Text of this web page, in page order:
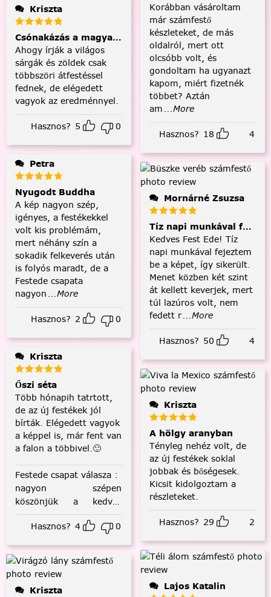
Kriszta
Csónakázás a magyar tengeren
Ahogy írják a világos
sárgák és zöldek csak
többszöri átfestéssel
fednek, de elégedett
vagyok az eredménnyel.
Hasznos? 5 0
Petra
Nyugodt Buddha
A kép nagyon szép,
igényes, a festékekkel
volt kis problémám,
mert néhány szín a
sokadik felkeverés után
is folyós maradt, de a
Festede csapata
nagyon ...More
Hasznos? 2 0
Kriszta
Őszi séta
Több hónapih tatrtott,
de az új festékek jól
bírták. Elégedett vagyok
a képpel is, már fent van
a falon a többivel.🙂
Festede csapat válasza :
nagyon szépen
köszönjük a kedves
visszajelzést! :)
Hasznos? 4 0
Kriszta
Korábban vásároltam
már számfestő
készleteket, de más
oldalról, mert ott
olcsóbb volt, és
gondoltam ha ugyanazt
kapom, miért fizetnék
többet? Aztán
am ...More
Hasznos? 18 4
Mornárné Zsuzsa
Tíz napi munkával
Kedves Fest Ede! Tíz
napi munkával fejeztem
be a képet, így sikerült.
Menet közben két szint
át kellett keverjek, mert
túl lazúros volt, nem
fedett r...More
Hasznos? 50 4
Kriszta
A hölgy aranyban
Tényleg nehéz volt, de
az új festékek soklal
jobbak és bőségesek.
Kicsit kidolgoztam a
részleteket.
Hasznos? 29 2
Lajos Katalin